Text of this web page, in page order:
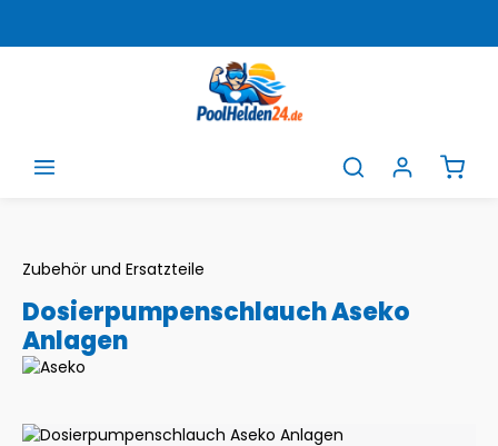
Zubehör und Ersatzteile
Dosierpumpenschlauch Aseko
Anlagen
Bildergalerie überspringen